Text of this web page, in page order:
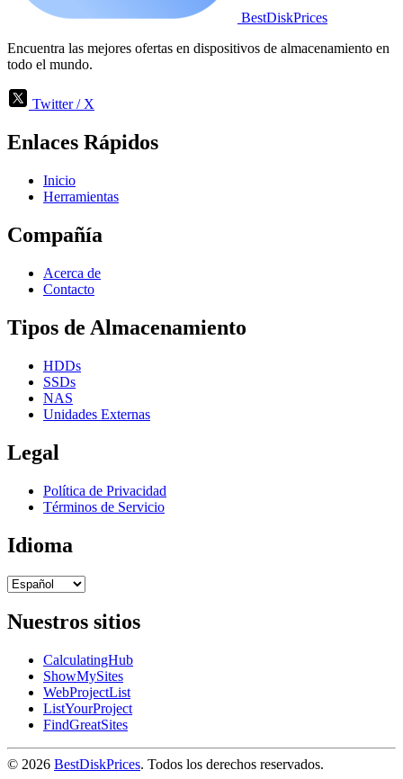
BestDiskPrices
Encuentra las mejores ofertas en dispositivos de almacenamiento en
todo el mundo.
Twitter / X
Enlaces Rápidos
Inicio
Herramientas
Compañía
Acerca de
Contacto
Tipos de Almacenamiento
HDDs
SSDs
NAS
Unidades Externas
Legal
Política de Privacidad
Términos de Servicio
Idioma
Nuestros sitios
CalculatingHub
ShowMySites
WebProjectList
ListYourProject
FindGreatSites
© 2026 BestDiskPrices. Todos los derechos reservados.